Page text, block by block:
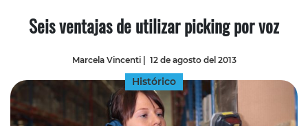
Seis ventajas de utilizar picking por voz
Marcela Vincenti| 12 de agosto del 2013
Histórico